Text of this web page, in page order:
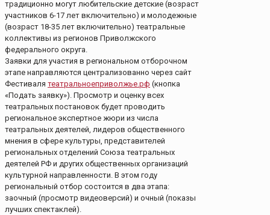
традиционно могут любительские детские (возраст
участников 6-17 лет включительно) и молодежные
(возраст 18-35 лет включительно) театральные
коллективы из регионов Приволжского
федерального округа.
Заявки для участия в региональном отборочном
этапе направляются централизованно через сайт
Фестиваля театральноеприволжье.рф (кнопка
«Подать заявку»). Просмотр и оценку всех
театральных постановок будет проводить
региональное экспертное жюри из числа
театральных деятелей, лидеров общественного
мнения в сфере культуры, представителей
региональных отделений Союза театральных
деятелей РФ и других общественных организаций
культурной направленности. В этом году
региональный отбор состоится в два этапа:
заочный (просмотр видеоверсий) и очный (показы
лучших спектаклей).